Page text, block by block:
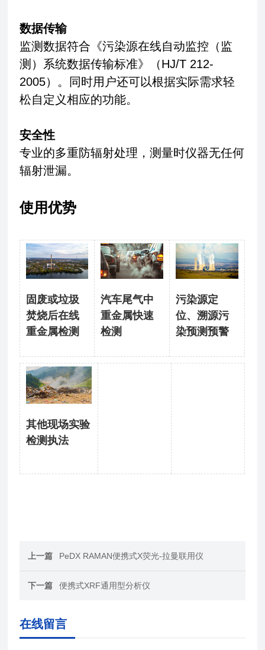
数据传输
监测数据符合《污染源在线自动监控（监
测）系统数据传输标准》（HJ/T 212-
2005）。同时用户还可以根据实际需求轻
松自定义相应的功能。
安全性
专业的多重防辐射处理，测量时仪器无任何
辐射泄漏。
使用优势
固废或垃圾
焚烧后在线
重金属检测
汽车尾气中
重金属快速
检测
污染源定
位、溯源污
染预测预警
其他现场实验
检测执法
上一篇 PeDX RAMAN便携式X荧光-拉曼联用仪
下一篇 便携式XRF通用型分析仪
在线留言